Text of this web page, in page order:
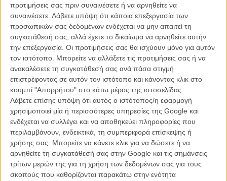
προτιμήσεις σας πριν συναινέσετε ή να αρνηθείτε να
συναινέσετε. Λάβετε υπόψη ότι κάποια επεξεργασία των
προσωπικών σας δεδομένων ενδέχεται να μην απαιτεί τη
συγκατάθεσή σας, αλλά έχετε το δικαίωμα να αρνηθείτε αυτήν
την επεξεργασία. Οι προτιμήσεις σας θα ισχύουν μόνο για αυτόν
τον ιστότοπο. Μπορείτε να αλλάξετε τις προτιμήσεις σας ή να
ανακαλέσετε τη συγκατάθεσή σας ανά πάσα στιγμή
επιστρέφοντας σε αυτόν τον ιστότοπο και κάνοντας κλικ στο
κουμπί "Απορρήτου" στο κάτω μέρος της ιστοσελίδας.
Λάβετε επίσης υπόψη ότι αυτός ο ιστότοπος/η εφαρμογή
χρησιμοποιεί μία ή περισσότερες υπηρεσίες της Google και
ενδέχεται να συλλέγει και να αποθηκεύει πληροφορίες που
περιλαμβάνουν, ενδεικτικά, τη συμπεριφορά επίσκεψης ή
χρήσης σας. Μπορείτε να κάνετε κλικ για να δώσετε ή να
αρνηθείτε τη συγκατάθεσή σας στην Google και τις σημάνσεις
τρίτων μερών της για τη χρήση των δεδομένων σας για τους
σκοπούς που καθορίζονται παρακάτω στην ενότητα
Καλύτερη Ταινία: Licorice Pizza του Πολ Τόμας Αντερσον
Καλύτερος Σκηνοθέτης: Πολ Τόμας Αντερσον για το «Licorice
Pizza»
Καλύτερος Ηθοποιός: Γουίλ Σμιθ για το «King Richard»
Καλύτερη Ηθοποιός : Ρέιτσελ Ζέγκλερ για το «West Side Story»
Β' Ανδρικός Ρόλος: Κιάραν Χιντς για το «Belfast»
Β' Γυναικείος Ρόλος: Aουνζανουέ Ελις για το «King Richard»
Πρωτότυπο Σενάριο:Ασγκάρ Φαραντί για το «A Hero»
Διασκευασμένο Σενάριο: Τζόελ Κοέν για το «The Tragedy of
Macbeth»
Καλύτερη Ταινία Κινουμένων Σχεδίων: Encanto
Πρωτοεμφανιζόμενος Hθοποιός: Αλανα Χάιμ και Κούπερ Χόφμαν
για το «Licorice Pizza»
Καλύτερο Σκηνοθετικό Nτεμπούτο: Μάικλ Σαρνόσκι για το «Pig»
Καλύτερη Ξενόγλωσση Ταινία : A Hero του Ασγκάρ Φαραντί
Καλύτερο Ντοκιμαντέρ: Summer of Soul (…Or, When the
Revolution Could Not Be Televised)